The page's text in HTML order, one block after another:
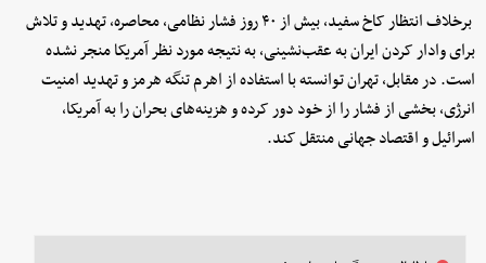
برخلاف انتظار کاخ سفید، بیش از ۴۰ روز فشار نظامی، محاصره، تهدید و تلاش
برای وادار کردن ایران به عقب‌نشینی، به نتیجه مورد نظر آمریکا منجر نشده
است. در مقابل، تهران توانسته با استفاده از اهرم تنگه هرمز و تهدید امنیت
انرژی، بخشی از فشار را از خود دور کرده و هزینه‌های بحران را به آمریکا،
اسرائیل و اقتصاد جهانی منتقل کند.